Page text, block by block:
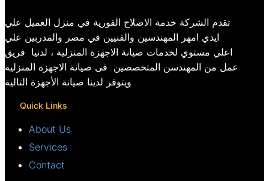
تقدم الشركة خدمة الاصلاح الفورية في منزل العميل علي
ايدي امهر المهندسين والفنيين في مصر والمدربين علي
اعلي مستوي لخدمات صيانة الاجهزة المنزلية ، لدنيا فريق
عمل من المهندسن المتخصصين فى صيانة الاجهزة المنزلية
ويتوفر لدينا صيانة الأجهزة التالية
Quick Links
About Us
Services
Contact